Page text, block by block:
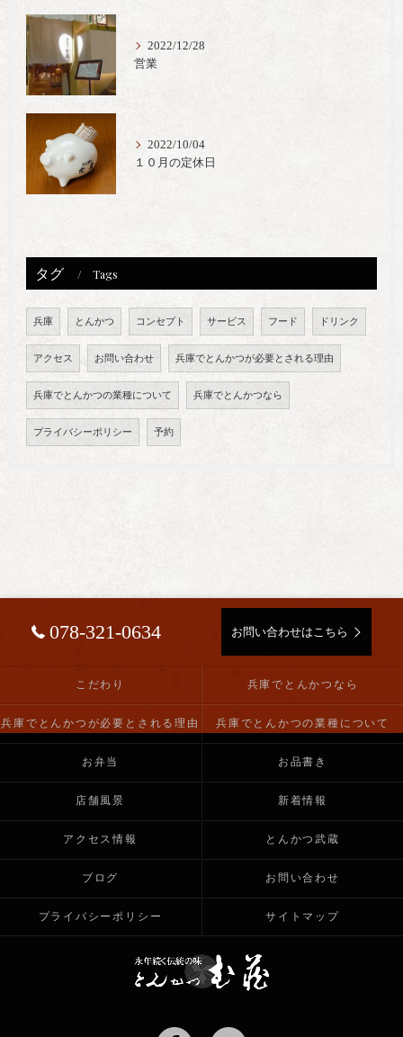
2022/12/28
営業
2022/10/04
１０月の定休日
タグ Tags
兵庫 とんかつ コンセプト サービス フード ドリンク
アクセス お問い合わせ 兵庫でとんかつが必要とされる理由
兵庫でとんかつの業種について 兵庫でとんかつなら
プライバシーポリシー 予約
078-321-0634 お問い合わせはこちら
こだわり 兵庫でとんかつなら
兵庫でとんかつが必要とされる理由 兵庫でとんかつの業種について
お弁当 お品書き
店舗風景 新着情報
アクセス情報 とんかつ武蔵
ブログ お問い合わせ
プライバシーポリシー サイトマップ